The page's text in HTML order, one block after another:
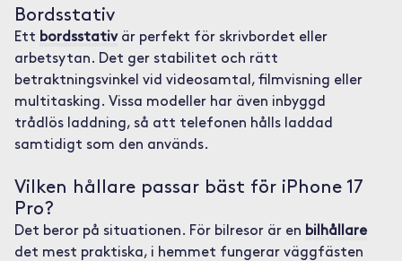
Bordsstativ
Ett bordsstativär perfekt för skrivbordet eller
arbetsytan. Det ger stabilitet och rätt
betraktningsvinkel vid videosamtal, filmvisning eller
multitasking. Vissa modeller har även inbyggd
trådlös laddning, så att telefonen hålls laddad
samtidigt som den används.
Vilken hållare passar bäst för iPhone 17
Pro?
Det beror på situationen. För bilresor är en bilhållare
det mest praktiska, i hemmet fungerar väggfästen